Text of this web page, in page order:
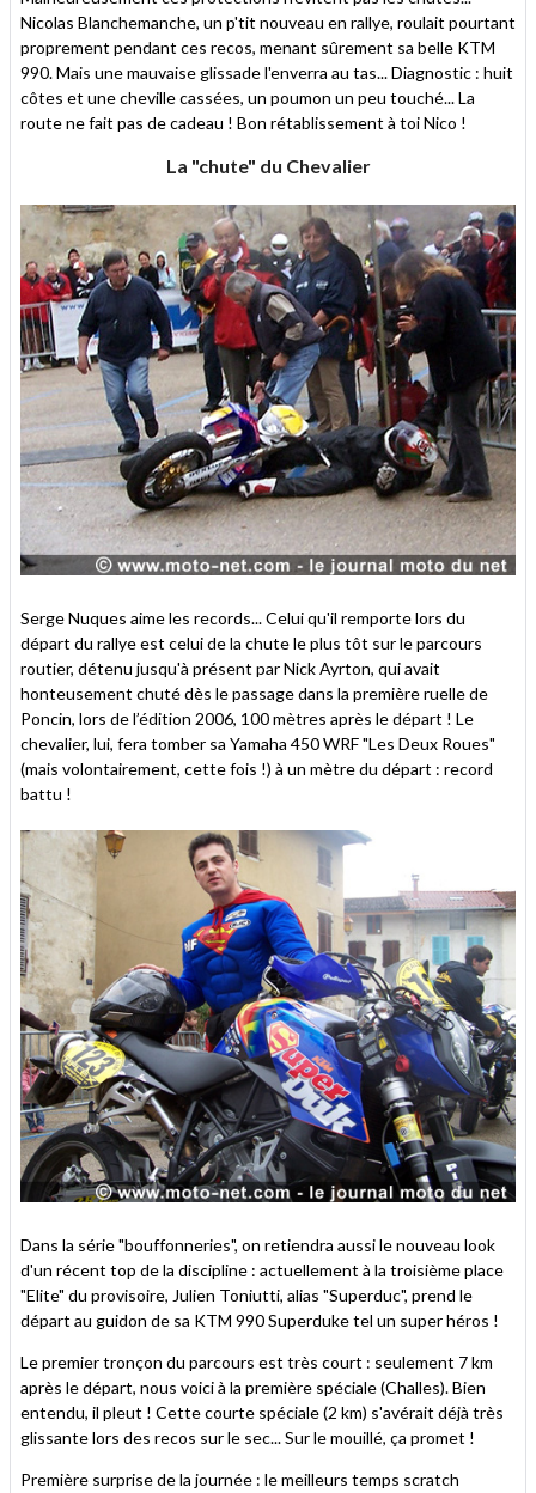
Nicolas Blanchemanche, un p'tit nouveau en rallye, roulait pourtant
proprement pendant ces recos, menant sûrement sa belle KTM
990. Mais une mauvaise glissade l'enverra au tas... Diagnostic : huit
côtes et une cheville cassées, un poumon un peu touché... La
route ne fait pas de cadeau ! Bon rétablissement à toi Nico !
La "chute" du Chevalier
Serge Nuques aime les records... Celui qu'il remporte lors du
départ du rallye est celui de la chute le plus tôt sur le parcours
routier, détenu jusqu'à présent par Nick Ayrton, qui avait
honteusement chuté dès le passage dans la première ruelle de
Poncin, lors de l’édition 2006, 100 mètres après le départ ! Le
chevalier, lui, fera tomber sa Yamaha 450 WRF "Les Deux Roues"
(mais volontairement, cette fois !) à un mètre du départ : record
battu !
Dans la série "bouffonneries", on retiendra aussi le nouveau look
d'un récent top de la discipline : actuellement à la troisième place
"Elite" du provisoire, Julien Toniutti, alias "Superduc", prend le
départ au guidon de sa KTM 990 Superduke tel un super héros !
Le premier tronçon du parcours est très court : seulement 7 km
après le départ, nous voici à la première spéciale (Challes). Bien
entendu, il pleut ! Cette courte spéciale (2 km) s'avérait déjà très
glissante lors des recos sur le sec... Sur le mouillé, ça promet !
Première surprise de la journée : le meilleurs temps scratch